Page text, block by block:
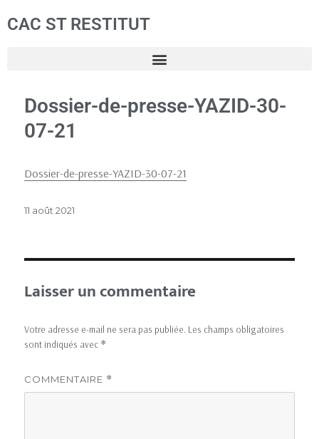
CAC ST RESTITUT
Dossier-de-presse-YAZID-30-
07-21
Dossier-de-presse-YAZID-30-07-21
11 août 2021
Laisser un commentaire
Votre adresse e-mail ne sera pas publiée. Les champs obligatoires
sont indiqués avec *
COMMENTAIRE *